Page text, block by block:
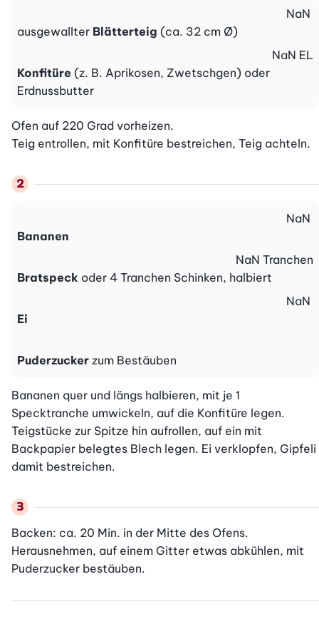
ausgewallter Blätterteig (ca. 32 cm Ø)
NaN
Konfitüre (z. B. Aprikosen, Zwetschgen) oder
Erdnussbutter
NaN EL
Ofen auf 220 Grad vorheizen.
Teig entrollen, mit Konfitüre bestreichen, Teig achteln.
Bananen
NaN
Bratspeck oder 4 Tranchen Schinken, halbiert
NaN Tranchen
Ei
NaN
Puderzucker zum Bestäuben
Bananen quer und längs halbieren, mit je 1
Specktranche umwickeln, auf die Konfitüre legen.
Teigstücke zur Spitze hin aufrollen, auf ein mit
Backpapier belegtes Blech legen. Ei verklopfen, Gipfeli
damit bestreichen.
Backen: ca. 20 Min. in der Mitte des Ofens.
Herausnehmen, auf einem Gitter etwas abkühlen, mit
Puderzucker bestäuben.